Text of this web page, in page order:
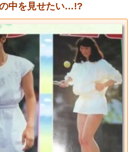
中を見せたい…!?